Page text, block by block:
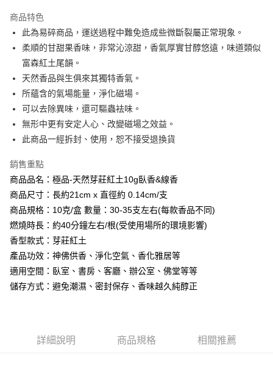
大哥付你分期
相關說明
【大哥付你分期使用說明】
1.本服務由台灣大哥大提供，台灣大哥大用戶可立即使用無須另外申請。
2.付款方式選擇「大哥付你分期」，訂單成立後會自動跳轉到大哥付的交易
流程，驗證手機門號後，選擇欲分期的期數、繳款截止日，確認付款後即完
3.實際核准額度、可分期數及費用金額請依後續交易確認頁面所載為準。
4.訂單成立30分鐘內，如未前往確認交易或遇審核未通過，訂單將自動取
消。如遇「轉專審核」未通過狀況，表示未達大哥付你分期系統評分，恕無
法說明評估內容。
1.分期款項不併入電信帳單，「大哥付你分期」於每月結算日後寄送繳費提
醒簡訊。
2.透過簡訊連結打開帳單後，可選擇「超商條碼／台灣大直營門市／銀行轉
帳／街口支付／iPASS MONEY」等通路繳費。
【注意事項】
用戶於交易時，得透過本服務購買商品或服務，並由商店將買賣／分期付款
買賣價金債權讓與本公司後，依約使用本公司帳單繳交帳款。
2.基於同意付款使用「大哥付你分期」之契約關係目的，商店將以您的個人
資料（包含姓名、電話或地址）提供予台灣大哥大進項蒐集、處理及利用，
由本公司與您本人進行分期帳單所需資料之確認、核對及更正。
AFTEE先享後付
相關說明
【關於「AFTEE先享後付」】
AFTEE先享後付是「在收到商品之後才付款」的支付方式。 讓您購物簡單
１．簡單：不需註冊會員、不需綁卡、不需儲值。
２．便利：只要手機號碼，簡訊認證，即可結帳。
１．於結帳方式選擇「AFTEE先享後付」後，將跳轉至「AFTEE先享後付」
結帳頁面，進行簡訊認證並確認金額後，即可完成結帳。
２．訂單成立數日內，您將收到繳費通知簡訊。
３．收到繳費通知簡訊後14天內，點擊此簡訊中的連結，可透過四大超商／
ATM／網路銀行／等多元方式進行付款，方視為交易完成。
※ 請注意：結帳手續完成當下不需立刻繳費，但若您需要取消訂單，請聯絡
後付繳納相關費用。
※ 交易是否成功請以「AFTEE先享後付 」之結帳頁面顯示為準，若有關於
是否繳費成功／繳費後需取消欲退款等相關疑問，請聯繫「AFTEE先享後付
客戶支援中心」https://netprotections.freshdesk.com/support/home
易，需依本服務之必要範圍內提供個人資料，並將交易相關給付款項請求債
Hami Point
相關說明
「Hami Point」為中華電信所提供之點數服務，可於會員專區綁定中華電信
會員帳號後，即可在購物車使用 Hami Point 折抵消費金額 (1點等於1元)。
ATM付款
貨到付款
運送方式
全家取貨付款
每筆NT$80，滿NT$1,288(含以上)免運費
付款後全家取貨
每筆NT$80，滿NT$1,288(含以上)免運費
萊爾富取貨付款
商品特色
此為易碎商品，運送過程中難免造成些微斷裂屬正常現象。
柔順的甘甜果香味，非常沁涼甜，香氣厚實甘醇悠遠，味道類似
富森紅土尾韻。
天然香品與生俱來其獨特香氣。
所蘊含的氣場能量，淨化磁場。
可以去除異味，還可驅蟲袪味。
無形中更有安定人心、改變磁場之效益。
此商品一經拆封、使用，恕不接受退換貨
銷售重點
商品品名：極品-天然芽莊紅土10g臥香&線香
商品尺寸：長約21cm x 直徑約 0.14cm/支
商品規格：10克/盒 數量：30-35支左右(每款香品不同)
燃燒時長：約40分鐘左右/根(受使用場所的環境影響)
香型款式：芽莊紅土
產品功效：神佛供香、淨化空氣、香化雅居等
適用空間：臥室、書房、客廳、辦公室、佛堂等等
儲存方式：避免潮濕、密封保存、香味越久純醇正
詳細說明 商品規格 相關推薦